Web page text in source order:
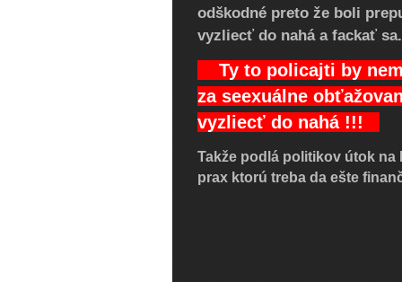
odškodné preto že boli
vyzliecť do nahá a fackať sa.
Ty to policajti by
za seexuálne
vyzliecť do nahá !!!
Takže podlá politikov útok na
prax ktorú treba da ešte